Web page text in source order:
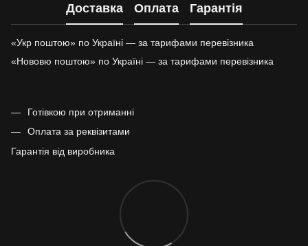
Доставка Оплата Гарантія
«Укр поштою» по Україні — за тарифами перевізника
«Нововю поштою» по Україні — за тарифами перевізника
Готівкою при отриманні
Оплата за реквізитами
Гарантія від виробника